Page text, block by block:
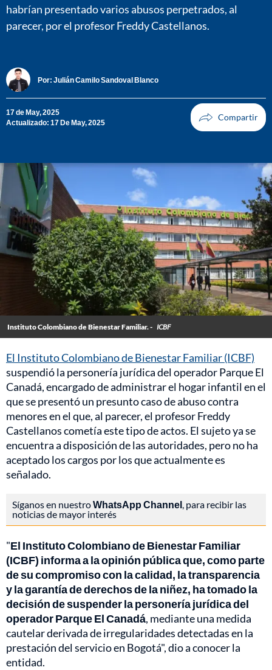
habrían presentado varios abusos perpetrados, al
parecer, por el profesor Freddy Castellanos.
Por: Julián Camilo Sandoval Blanco
17 de May, 2025
Actualizado: 17 De May, 2025
Instituto Colombiano de Bienestar Familiar. - ICBF
El Instituto Colombiano de Bienestar Familiar (ICBF)
suspendió la personería jurídica del operador Parque El
Canadá, encargado de administrar el hogar infantil en el
que se presentó un presunto caso de abuso contra
menores en el que, al parecer, el profesor Freddy
Castellanos cometía este tipo de actos. El sujeto ya se
encuentra a disposición de las autoridades, pero no ha
aceptado los cargos por los que actualmente es
señalado.
Síganos en nuestroWhatsApp Channel, para recibir las
noticias de mayor interés
"El Instituto Colombiano de Bienestar Familiar
(ICBF) informa a la opinión pública que, como parte
de su compromiso con la calidad, la transparencia
y la garantía de derechos de la niñez, ha tomado la
decisión de suspender la personería jurídica del
operador Parque El Canadá, mediante una medida
cautelar derivada de irregularidades detectadas en la
prestación del servicio en Bogotá", dio a conocer la
entidad.